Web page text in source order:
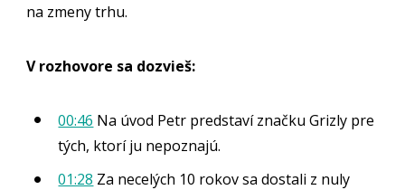
na zmeny trhu.
V rozhovore sa dozvieš:
00:46 Na úvod Petr predstaví značku Grizly pre
tých, ktorí ju nepoznajú.
01:28 Za necelých 10 rokov sa dostali z nuly